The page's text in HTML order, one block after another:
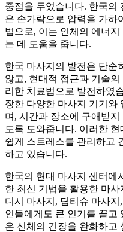
중점을 두었습니다. 한국의
은 손가락으로 압력을 가하
법으로, 이는 인체의 에너지
는 데 도움을 줍니다.
한국 마사지의 발전은 단순
않고, 현대적 접근과 기술
리한 치료법으로 발전하였
장한 다양한 마사지 기기와
며, 시간과 장소에 구애받
도록 도와줍니다. 이러한
쉽게 스트레스를 관리하고
하고 있습니다.
한국의 현대 마사지 센터에
한 최신 기법을 활용한 마
디시 마사지, 딥티슈 마사
인들에게도 큰 인기를 끌고
은 신체의 긴장을 완화하고